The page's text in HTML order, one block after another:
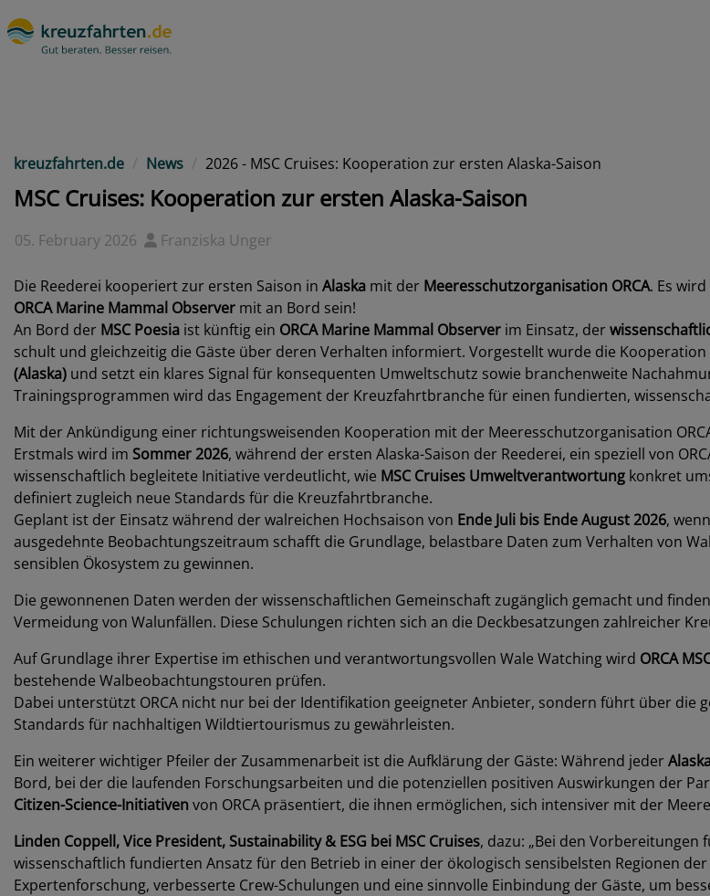
kreuzfahrten.de News 2026 - MSC Cruises: Kooperation zur ersten Alaska-Saison
MSC Cruises: Kooperation zur ersten Alaska-Saison
05. February 2026 Franziska Unger
Die Reederei kooperiert zur ersten Saison in Alaska mit der Meeresschutzorganisation ORCA. Es
ORCA Marine Mammal Observer mit an Bord sein!
An Bord der MSC Poesia ist künftig ein ORCA Marine Mammal Observer im Einsatz, der
schult und gleichzeitig die Gäste über deren Verhalten informiert. Vorgestellt wurde die Kooperation
(Alaska) und setzt ein klares Signal für konsequenten Umweltschutz sowie branchenweite
Trainingsprogrammen wird das Engagement der Kreuzfahrtbranche für einen fundierten,
Mit der Ankündigung einer richtungsweisenden Kooperation mit der Meeresschutzorganisation
Erstmals wird im Sommer 2026, während der ersten Alaska-Saison der Reederei, ein speziell von
wissenschaftlich begleitete Initiative verdeutlicht, wie MSC Cruises Umweltverantwortung konkret
definiert zugleich neue Standards für die Kreuzfahrtbranche.
Geplant ist der Einsatz während der walreichen Hochsaison von Ende Juli bis Ende August 2026,
ausgedehnte Beobachtungszeitraum schafft die Grundlage, belastbare Daten zum Verhalten von
sensiblen Ökosystem zu gewinnen.
Die gewonnenen Daten werden der wissenschaftlichen Gemeinschaft zugänglich gemacht und
Vermeidung von Walunfällen. Diese Schulungen richten sich an die Deckbesatzungen zahlreicher
Auf Grundlage ihrer Expertise im ethischen und verantwortungsvollen Wale Watching wird ORCA
bestehende Walbeobachtungstouren prüfen.
Dabei unterstützt ORCA nicht nur bei der Identifikation geeigneter Anbieter, sondern führt über die
Standards für nachhaltigen Wildtiertourismus zu gewährleisten.
Ein weiterer wichtiger Pfeiler der Zusammenarbeit ist die Aufklärung der Gäste: Während jeder
Bord, bei der die laufenden Forschungsarbeiten und die potenziellen positiven Auswirkungen der
Citizen-Science-Initiativen von ORCA präsentiert, die ihnen ermöglichen, sich intensiver mit der
Linden Coppell, Vice President, Sustainability & ESG bei MSC Cruises, dazu: „Bei den Vorbereitungen
wissenschaftlich fundierten Ansatz für den Betrieb in einer der ökologisch sensibelsten Regionen
Expertenforschung, verbesserte Crew-Schulungen und eine sinnvolle Einbindung der Gäste, um